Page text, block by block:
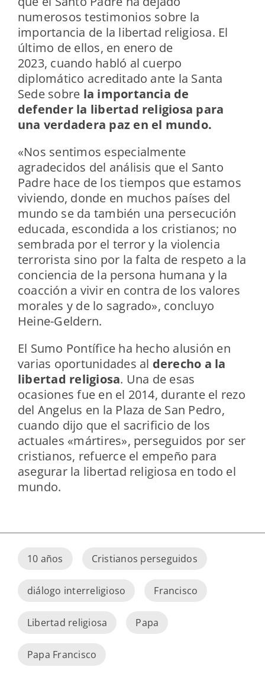
numerosos testimonios sobre la
importancia de la libertad religiosa. El
último de ellos, en enero de
2023, cuando habló al cuerpo
diplomático acreditado ante la Santa
Sede sobre la importancia de
defender la libertad religiosa para
una verdadera paz en el mundo.
«Nos sentimos especialmente
agradecidos del análisis que el Santo
Padre hace de los tiempos que estamos
viviendo, donde en muchos países del
mundo se da también una persecución
educada, escondida a los cristianos; no
sembrada por el terror y la violencia
terrorista sino por la falta de respeto a la
conciencia de la persona humana y la
coacción a vivir en contra de los valores
morales y de lo sagrado», concluyo
Heine-Geldern.
El Sumo Pontífice ha hecho alusión en
varias oportunidades al derecho a la
libertad religiosa. Una de esas
ocasiones fue en el 2014, durante el rezo
del Angelus en la Plaza de San Pedro,
cuando dijo que el sacrificio de los
actuales «mártires», perseguidos por ser
cristianos, refuerce el empeño para
asegurar la libertad religiosa en todo el
mundo.
10 años Cristianos perseguidos
diálogo interreligioso Francisco
Libertad religiosa Papa
Papa Francisco